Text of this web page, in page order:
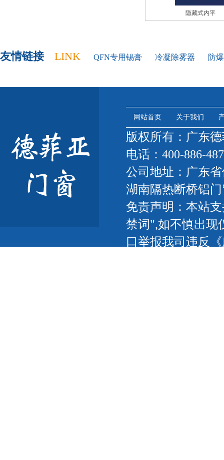
隐藏式内平
友情链接 LINK QFN专用锡膏 冷凝除雾器 防
网站首页 关于我们
版权所有：广东
电话：400-886-
公司地址：广东
湖南隔热断桥铝
免责声明：本站
禁词",如不慎出现
口举报我司违反